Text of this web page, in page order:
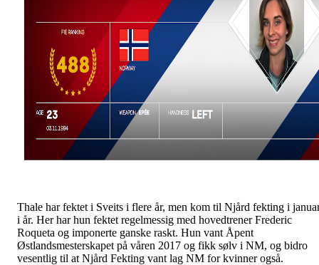
Thale har fektet i Sveits i flere år, men kom til Njård fekting i
i år. Her har hun fektet regelmessig med hovedtrener Frederic
Roqueta og imponerte ganske raskt. Hun vant Åpent
Østlandsmesterskapet på våren 2017 og fikk sølv i NM, og bidro
vesentlig til at Njård Fekting vant lag NM for kvinner også.